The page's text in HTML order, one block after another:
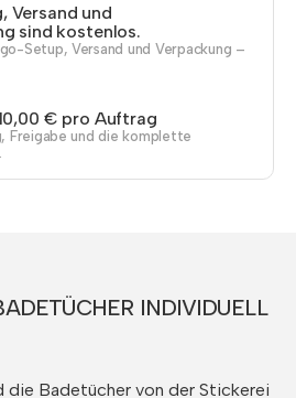
Versand und
sind kostenlos.
Setup, Versand und Verpackung –
€ pro Auftrag
Freigabe und die komplette
INDIVIDUELL
die Badetücher von der Stickerei